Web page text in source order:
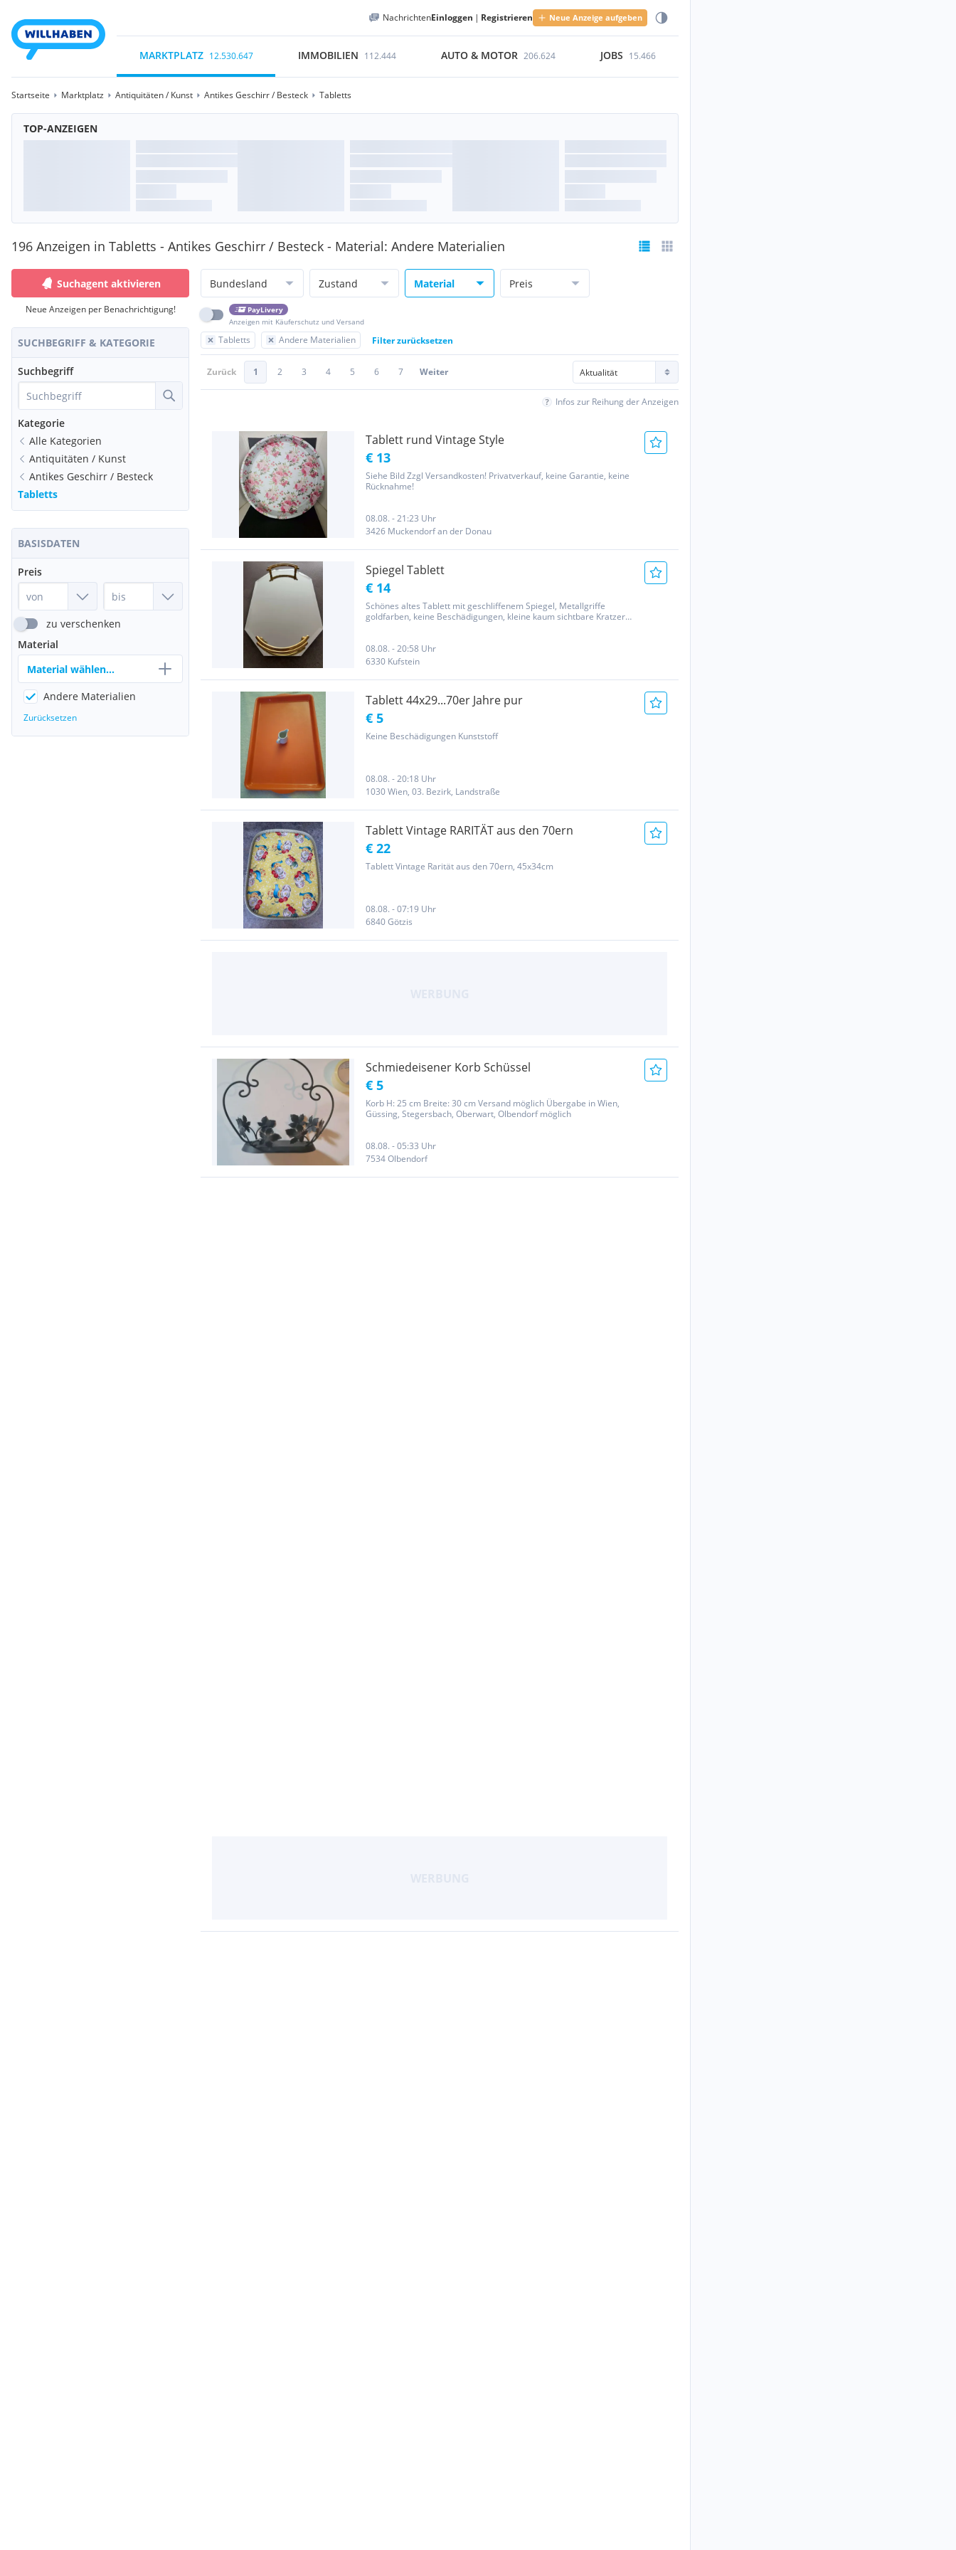
NachrichtenEinloggen | Registrieren Neue Anzeige aufgeben
MARKTPLATZ 12.530.647 IMMOBILIEN 112.444 AUTO & MOTOR 206.624 JOBS 15.466
Startseite Marktplatz Antiquitäten / Kunst Antikes Geschirr / Besteck Tabletts
TOP-ANZEIGEN
196 Anzeigen in Tabletts - Antikes Geschirr / Besteck - Material: Andere Materialien
Suchagent aktivieren
Neue Anzeigen per Benachrichtigung!
SUCHBEGRIFF & KATEGORIE
Suchbegriff
Kategorie
Alle Kategorien
Antiquitäten / Kunst
Antikes Geschirr / Besteck
Tabletts
BASISDATEN
Preis
zu verschenken
Material
Material wählen...
Andere Materialien
Zurücksetzen
Bundesland Zustand Material Preis
PayLivery
Anzeigen mit Käuferschutz und Versand
Tabletts Andere Materialien Filter zurücksetzen
Zurück 1 2 3 4 5 6 7 Weiter
Infos zur Reihung der Anzeigen
Tablett rund Vintage Style
€ 13
Siehe Bild Zzgl Versandkosten! Privatverkauf, keine Garantie, keine
Rücknahme!
08.08. - 21:23 Uhr
3426 Muckendorf an der Donau
Spiegel Tablett
€ 14
Schönes altes Tablett mit geschliffenem Spiegel, Metallgriffe
goldfarben, keine Beschädigungen, kleine kaum sichtbare Kratzer
08.08. - 20:58 Uhr
6330 Kufstein
Tablett 44x29...70er Jahre pur
€ 5
Keine Beschädigungen Kunststoff
08.08. - 20:18 Uhr
1030 Wien, 03. Bezirk, Landstraße
Tablett Vintage RARITÄT aus den 70ern
€ 22
Tablett Vintage Rarität aus den 70ern, 45x34cm
08.08. - 07:19 Uhr
6840 Götzis
Schmiedeisener Korb Schüssel
€ 5
Korb H: 25 cm Breite: 30 cm Versand möglich Übergabe in Wien,
Güssing, Stegersbach, Oberwart, Olbendorf möglich
08.08. - 05:33 Uhr
7534 Olbendorf